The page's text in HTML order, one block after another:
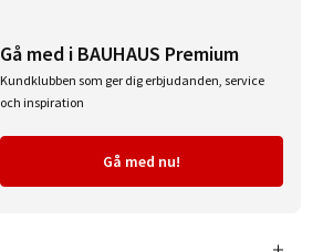
Gå med i BAUHAUS Premium
Kundklubben som ger dig erbjudanden, service
och inspiration
Gå med nu!